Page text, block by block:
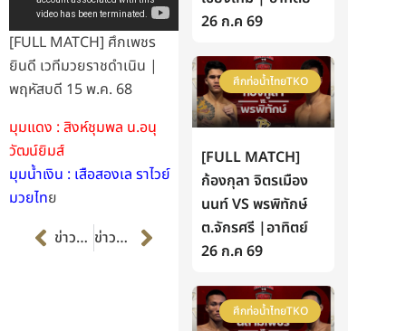
[FULL MATCH] ศึกเพชร
ยินดี เวทีมวยราชดำเนิน |
พฤหัสบดี 15 พ.ค. 68
มุมแดง : สิงห์ชุมพล น.อนุ
วัฒน์ยิมส์
มุมน้ำเงิน : เสือสองเล ราไวย์
มวยไทย
Prevข่าวก่อนหน้า ข่าวต่อไป Next
26 ก.ค 69
ศึกท่อน้ำไทยTKO
[FULL MATCH]
ก้องกุลา จิตรเมือง
นนท์ VS พรพิทักษ์
ต.จักรศรี |อาทิตย์
26 ก.ค 69
ศึกท่อน้ำไทยTKO